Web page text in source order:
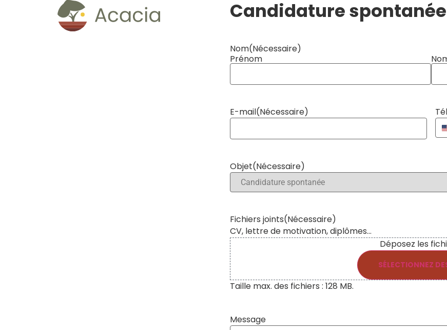
Candidature spontanée
Nom(Nécessaire)
Prénom
E-mail(Nécessaire)
Objet(Nécessaire)
Fichiers joints(Nécessaire)
CV, lettre de motivation, diplômes...
Déposez les
SÉLECTIONNEZ
Taille max. des fichiers : 128 MB.
Message